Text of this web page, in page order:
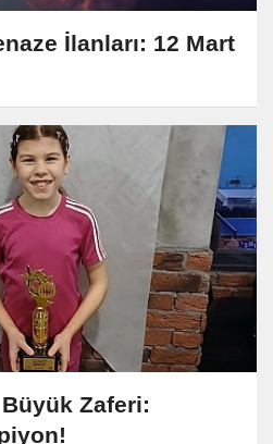
İlanları: 12 Mart
Zaferi: